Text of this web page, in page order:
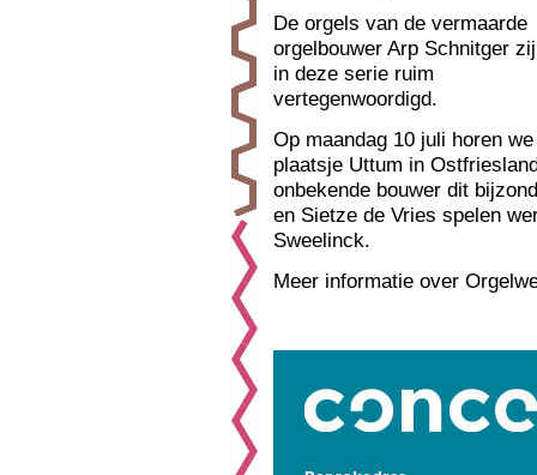
De orgels van de vermaarde
orgelbouwer Arp Schnitger
in deze serie ruim
vertegenwoordigd.
Op maandag 10 juli horen
plaatsje Uttum in
onbekende bouwer dit
en Sietze de Vries spelen
Sweelinck.
Meer informatie over